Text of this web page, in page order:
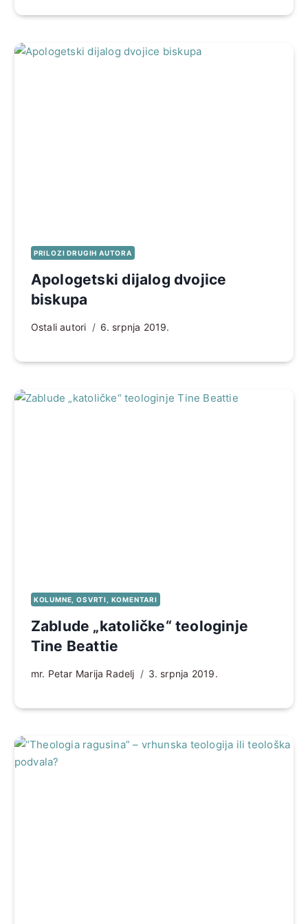
PRILOZI DRUGIH AUTORA
Apologetski dijalog dvojice
biskupa
Ostali autori 6. srpnja 2019.
KOLUMNE, OSVRTI, KOMENTARI
Zablude „katoličke“ teologinje
Tine Beattie
mr. Petar Marija Radelj 3. srpnja 2019.